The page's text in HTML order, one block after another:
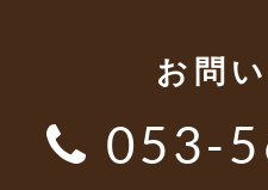
お問
053-